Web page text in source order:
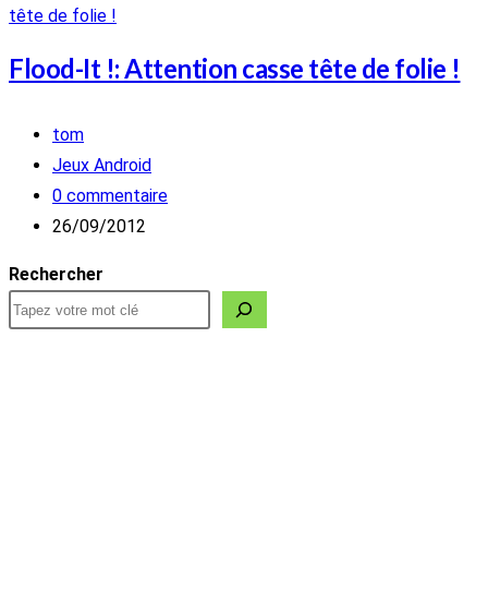
Flood-It !: Attention casse tête de folie !
Auteur/autrice
de
la
publication :
tom
Post
category:
Jeux Android
Commentaires
de
publication :
0 commentaire
Publication
26/09/2012
Rechercher